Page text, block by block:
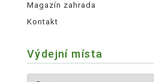
Magazín zahrada
Kontakt
Výdejní místa